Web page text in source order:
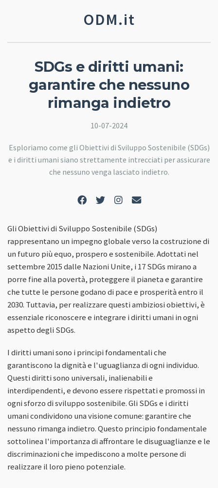
ODM.it
SDGs e diritti umani:
garantire che nessuno
rimanga indietro
10-07-2024
Esploriamo come gli Obiettivi di Sviluppo Sostenibile (SDGs)
e i diritti umani siano strettamente intrecciati per assicurare
che nessuno venga lasciato indietro.
Gli Obiettivi di Sviluppo Sostenibile (SDGs)
rappresentano un impegno globale verso la costruzione di
un futuro più equo, prospero e sostenibile. Adottati nel
settembre 2015 dalle Nazioni Unite, i 17 SDGs mirano a
porre fine alla povertà, proteggere il pianeta e garantire
che tutte le persone godano di pace e prosperità entro il
2030. Tuttavia, per realizzare questi ambiziosi obiettivi, è
essenziale riconoscere e integrare i diritti umani in ogni
aspetto degli SDGs.
I diritti umani sono i principi fondamentali che
garantiscono la dignità e l'uguaglianza di ogni individuo.
Questi diritti sono universali, inalienabili e
interdipendenti, e devono essere rispettati e promossi in
ogni sforzo di sviluppo sostenibile. Gli SDGs e i diritti
umani condividono una visione comune: garantire che
nessuno rimanga indietro. Questo principio fondamentale
sottolinea l'importanza di affrontare le disuguaglianze e le
discriminazioni che impediscono a molte persone di
realizzare il loro pieno potenziale.